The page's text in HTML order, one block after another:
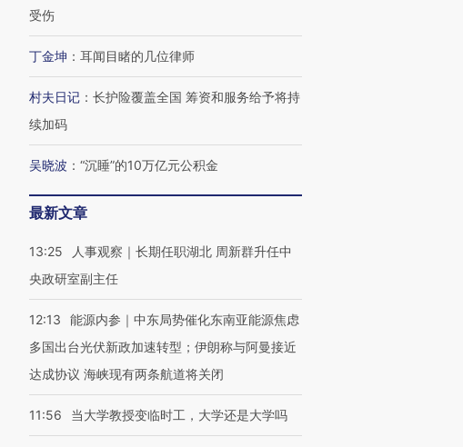
受伤
丁金坤 ： 耳闻目睹的几位律师
村夫日记 ： 长护险覆盖全国 筹资和服务给予将持
续加码
吴晓波 ： “沉睡”的10万亿元公积金
最新文章
13:25
人事观察｜长期任职湖北 周新群升任中
央政研室副主任
12:13
能源内参｜中东局势催化东南亚能源焦虑
多国出台光伏新政加速转型；伊朗称与阿曼接近
达成协议 海峡现有两条航道将关闭
11:56 当大学教授变临时工，大学还是大学吗